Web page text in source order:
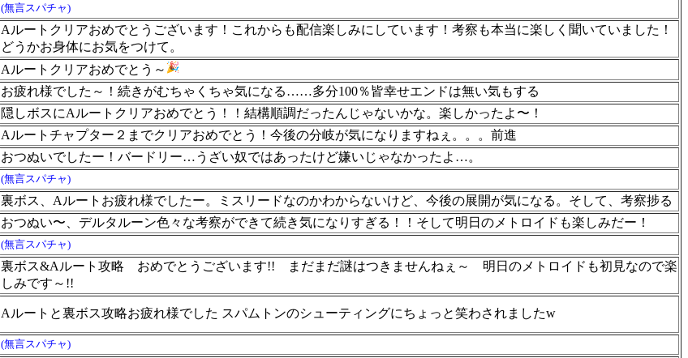
(無言スパチャ)
Aルートクリアおめでとうございます！これからも配信楽しみにしています！考察も本当に楽しく聞いていました！
どうかお身体にお気をつけて。
Aルートクリアおめでとう～
お疲れ様でした～！続きがむちゃくちゃ気になる……多分100％皆幸せエンドは無い気もする
隠しボスにAルートクリアおめでとう！！結構順調だったんじゃないかな。楽しかったよ〜！
Aルートチャプター２までクリアおめでとう！今後の分岐が気になりますねぇ。。。前進
おつぬいでしたー！バードリー…うざい奴ではあったけど嫌いじゃなかったよ…。
(無言スパチャ)
裏ボス、Aルートお疲れ様でしたー。ミスリードなのかわからないけど、今後の展開が気になる。そして、考察捗る
おつぬい〜、デルタルーン色々な考察ができて続き気になりすぎる！！そして明日のメトロイドも楽しみだー！
(無言スパチャ)
裏ボス&Aルート攻略 おめでとうございます!! まだまだ謎はつきませんねぇ～ 明日のメトロイドも初見なので楽
しみです～!!
Aルートと裏ボス攻略お疲れ様でした スパムトンのシューティングにちょっと笑わされましたw
(無言スパチャ)